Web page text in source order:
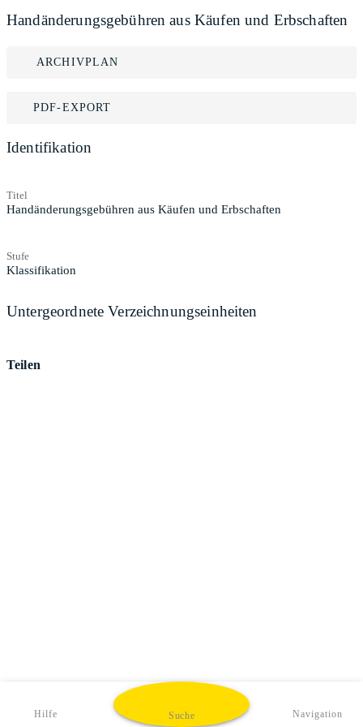
Handänderungsgebühren aus Käufen und Erbschaften
ARCHIVPLAN
PDF-EXPORT
Identifikation
Titel
Handänderungsgebühren aus Käufen und Erbschaften
Stufe
Klassifikation
Untergeordnete Verzeichnungseinheiten
Teilen
Hilfe Suche Navigation